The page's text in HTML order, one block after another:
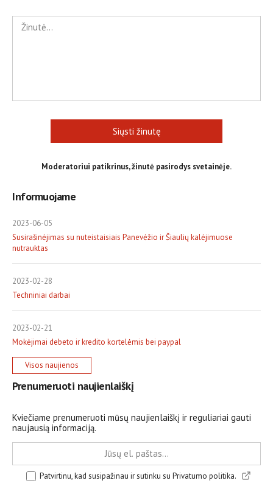
Siųsti žinutę
Moderatoriui patikrinus, žinutė pasirodys svetainėje.
Informuojame
2023-06-05
Susirašinėjimas su nuteistaisiais Panevėžio ir Šiaulių kalėjimuose
nutrauktas
2023-02-28
Techniniai darbai
2023-02-21
Mokėjimai debeto ir kredito kortelėmis bei paypal
Visos naujienos
Prenumeruoti naujienlaiškį
Kviečiame prenumeruoti mūsų naujienlaiškį ir reguliariai gauti
naujausią informaciją.
Patvirtinu, kad susipažinau ir sutinku su Privatumo politika.